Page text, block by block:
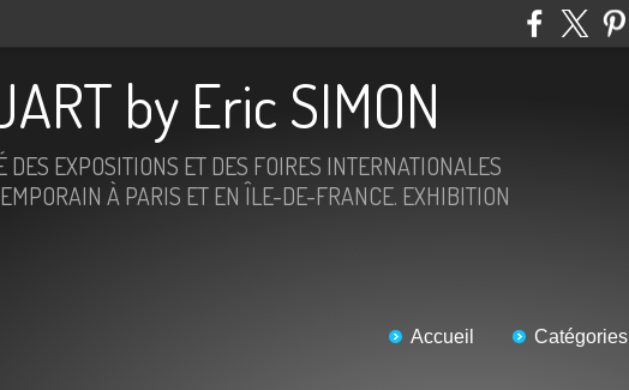
by Eric SIMON
DES EXPOSITIONS ET DES FOIRES INTERNATIONALES
À PARIS ET EN ÎLE-DE-FRANCE. EXHIBITION
Accueil Catégories